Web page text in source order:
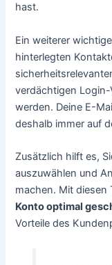
hast.
Ein weiterer
hinterlegten
verdächtigen
werden. Deine E-
deshalb immer auf
Zusätzlich hilft es,
auszuwählen und
machen. Mit
Konto optimal
Vorteile des